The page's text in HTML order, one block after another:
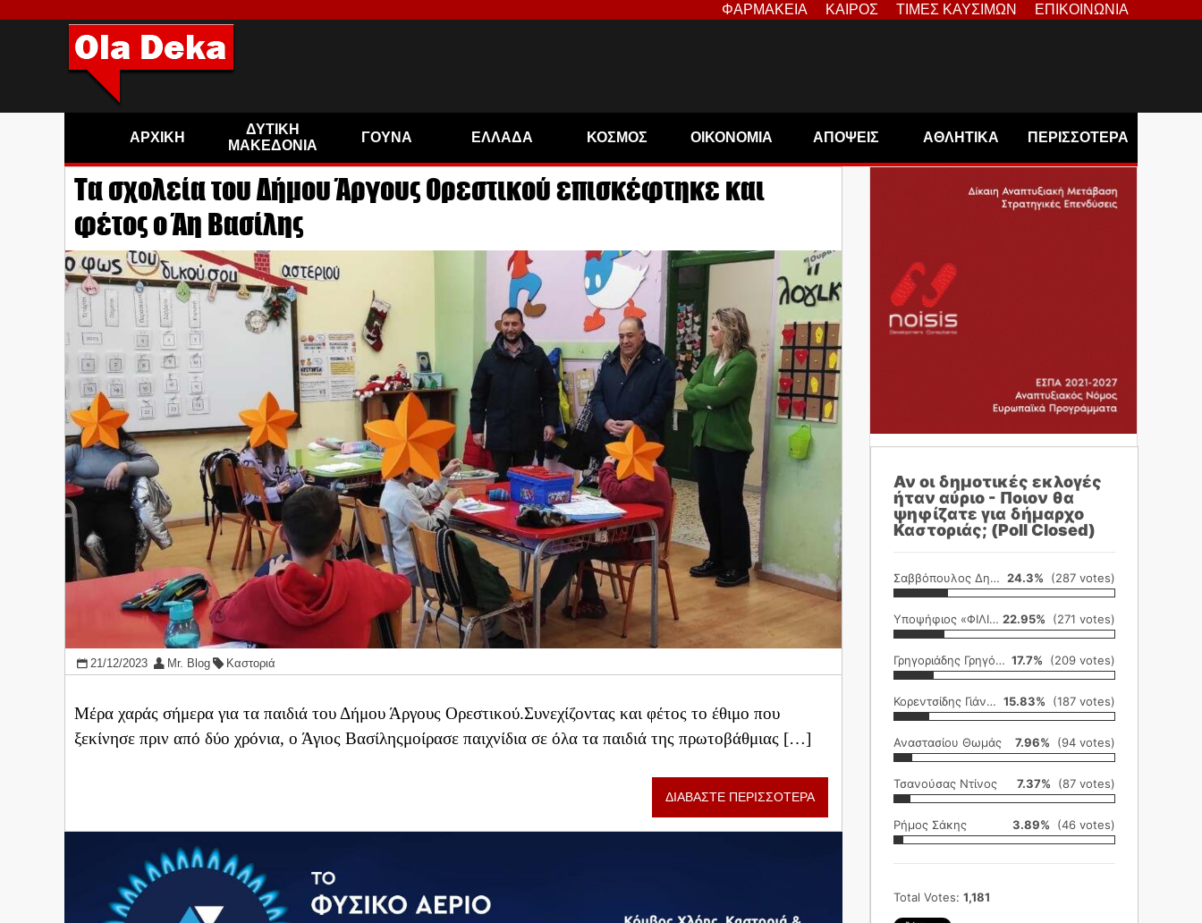
ΦΑΡΜΑΚΕΙΑ ΚΑΙΡΟΣ ΤΙΜΕΣ ΚΑΥΣΙΜΩΝ ΕΠΙΚΟΙΝΩΝΙΑ
ΑΡΧΙΚΗ
ΔΥΤΙΚΗ
ΜΑΚΕΔΟΝΙΑ
ΓΟΥΝΑ ΕΛΛΑΔΑ ΚΟΣΜΟΣ ΟΙΚΟΝΟΜΙΑ ΑΠΟΨΕΙΣ ΑΘΛΗΤΙΚΑ ΠΕΡΙΣΣΟΤΕΡΑ
Τα σχολεία του Δήμου Άργους Ορεστικού επισκέφτηκε και
φέτος ο Άη Βασίλης
21/12/2023 Mr. Blog Καστοριά
Μέρα χαράς σήμερα για τα παιδιά του Δήμου Άργους Ορεστικού.Συνεχίζοντας και φέτος το έθιμο που
ξεκίνησε πριν από δύο χρόνια, ο Άγιος Βασίληςμοίρασε παιχνίδια σε όλα τα παιδιά της πρωτοβάθμιας […]
ΔΙΑΒΑΣΤΕ ΠΕΡΙΣΣΟΤΕΡΑ
Αν οι δημοτικές εκλογές
ήταν αύριο - Ποιον θα
ψηφίζατε για δήμαρχο
Καστοριάς; (Poll Closed)
Σαββόπουλος Δημήτρης 24.3% (287 votes)
Υποψήφιος «ΦΙΛΙΚΗ ΕΤΑΙΡΕΙΑ» 22.95% (271 votes)
Γρηγοριάδης Γρηγόρης 17.7% (209 votes)
Κορεντσίδης Γιάννης 15.83% (187 votes)
Αναστασίου Θωμάς 7.96% (94 votes)
Τσανούσας Ντίνος 7.37% (87 votes)
Ρήμος Σάκης 3.89% (46 votes)
Total Votes: 1,181